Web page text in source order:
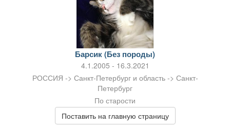
Барсик (Без породы)
4.1.2005 - 16.3.2021
РОССИЯ -> Санкт-Петербург и область -> Санкт-
Петербург
По старости
Поставить на главную страницу